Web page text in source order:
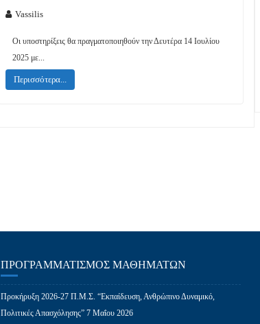
Vassilis
Οι υποστηρίξεις θα πραγματοποιηθούν την Δευτέρα 14 Ιουλίου
2025 με...
Περισσότερα...
ΠΡΟΓΡΑΜΜΑΤΙΣΜΌΣ ΜΑΘΗΜΆΤΩΝ
Προκήρυξη 2026-27 Π.Μ.Σ. “Εκπαίδευση, Ανθρώπινο Δυναμικό,
Πολιτικές Απασχόλησης” 7 Μαΐου 2026